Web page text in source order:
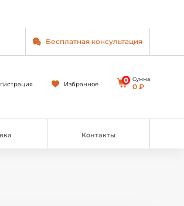
Бесплатная консультация
Избранное 0 Сумма
0 ₽
Контакты